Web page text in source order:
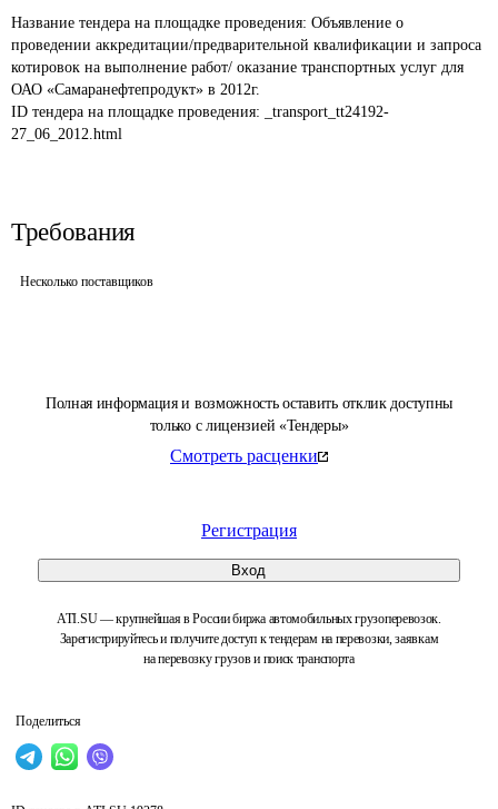
Полная информация и возможность оставить отклик доступны
только с лицензией «Тендеры»
Смотреть расценки
Регистрация
Вход
ATI.SU — крупнейшая в России биржа автомобильных грузоперевозок.
Зарегистрируйтесь и получите доступ к тендерам на перевозки, заявкам
на перевозку грузов и поиск транспорта
Поделиться
Название тендера на площадке проведения: Объявление о
проведении аккредитации/предварительной квалификации и запроса
котировок на выполнение работ/ оказание транспортных услуг для
ОАО «Самаранефтепродукт» в 2012г.
ID тендера на площадке проведения:
_transport_tt24192-
27_06_2012.html
Требования
Несколько поставщиков